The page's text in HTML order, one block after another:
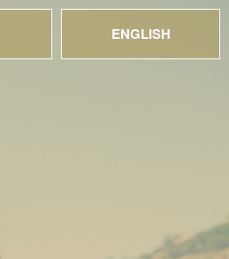
ENGLISH